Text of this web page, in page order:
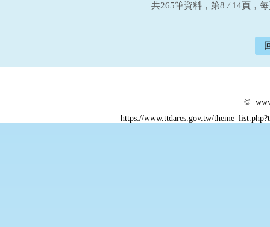
共265筆資料，第8 / 14頁，
©
https://www.ttdares.gov.tw/